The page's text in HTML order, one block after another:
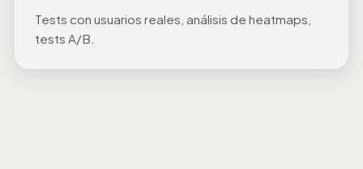
Tests con usuarios reales, análisis de heatmaps,
tests A/B.